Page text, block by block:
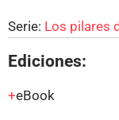
Serie: Los pilares
Ediciones:
eBook